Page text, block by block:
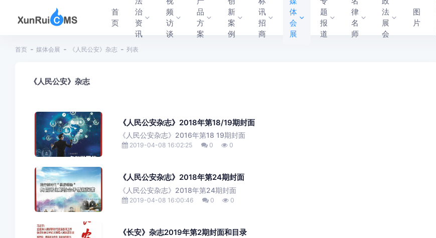
首
页
治
资
讯
频
访
谈
品
方
案
新
案
例
讯
招
商
体
会
展
题
报
道
律
名
师
法
展
会
图
片
首页 媒体会展 《人民公安》杂志 列表
《人民公安》杂志
《人民公安杂志》2018年第18/19期封面
《人民公安杂志》2016年第18 19期封面
2019-04-08 16:02:25 0 0
《人民公安杂志》2018年第24期封面
《人民公安杂志》2018年第24期封面
2019-04-08 16:00:46 0 0
《长安》杂志2019年第2期封面和目录